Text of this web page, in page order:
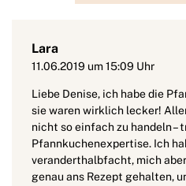
Lara
11.06.2019 um 15:09 Uhr
Liebe Denise, ich habe die
sie waren wirklich lecker!
nicht so einfach zu handeln –
Pfannkuchenexpertise. Ich
veranderthalbfacht, mich
genau ans Rezept gehalten,